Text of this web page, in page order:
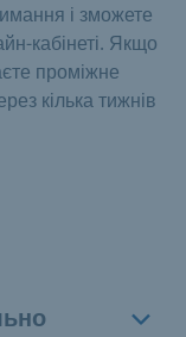
і зможете
кабінеті. Якщо
проміжне
кілька тижнів